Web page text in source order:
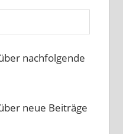
nachfolgende
neue Beiträge